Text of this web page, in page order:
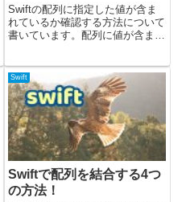
Swiftの配列に指定した値が含ま
れているか確認する方法について
書いています。配列に値が含まれ
す。また、containsメソッドで配
列の値が条件に合っているか確認
することもでき...
Swift
Swiftで配列を結合する4つ
の方法！